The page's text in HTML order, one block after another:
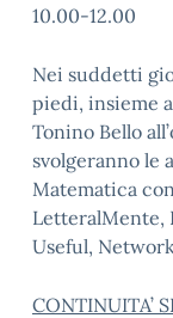
10.00-12.00
Nei suddetti
piedi, insieme
Tonino Bello
svolgeranno le
Matematica
LetteralMente,
Useful,
CONTINUITA’